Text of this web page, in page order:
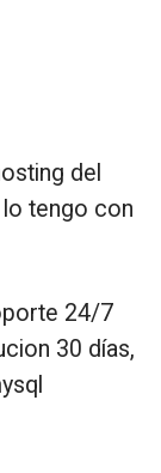
del
tengo con
24/7
30 días,